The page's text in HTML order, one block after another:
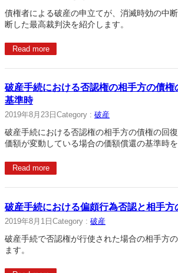
債権者による破産の申立てが、消滅時効の中
断した最高裁判決を紹介します。
Read more
破産手続における否認権の相手方の債
基準時
2019年8月23日 Category : 破産
破産手続における否認権の相手方の債権の回
価額が変動している場合の価額償還の基準時
Read more
破産手続における偏頗行為否認と相手方
2019年8月1日 Category : 破産
破産手続で否認権が行使された場合の相手方
ます。